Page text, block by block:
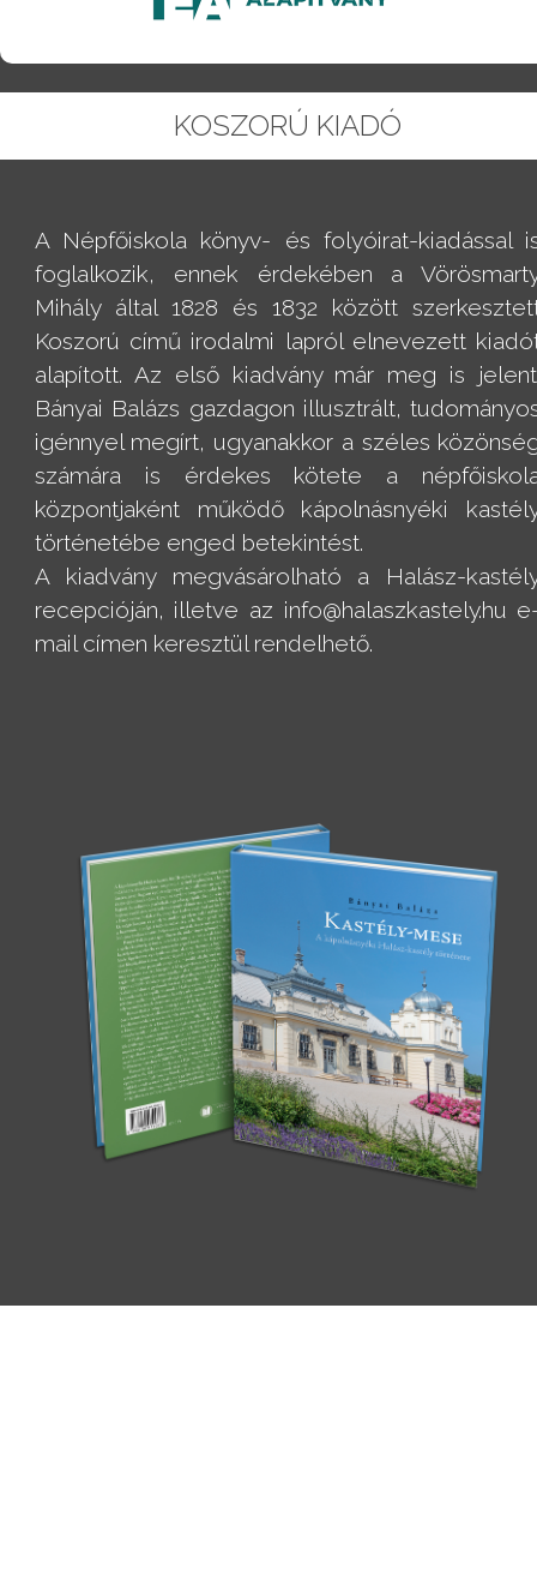
KOSZORÚ KIADÓ
A Népfőiskola könyv- és folyóirat-kiadással
foglalkozik, ennek érdekében a
Mihály által 1828 és 1832 között
Koszorú című irodalmi lapról elnevezett
alapított. Az első kiadvány már meg is
Bányai Balázs gazdagon illusztrált,
igénnyel megírt, ugyanakkor a széles
számára is érdekes kötete a
központjaként működő kápolnásnyéki
történetébe enged betekintést.
A kiadvány megvásárolható a Halász-
recepcióján, illetve az info@halaszkastely.hu
mail címen keresztül rendelhető.